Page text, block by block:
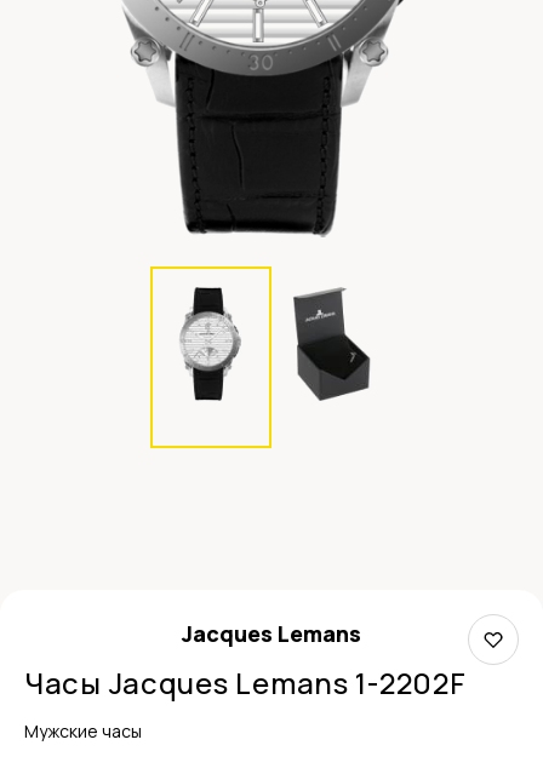
Jacques Lemans
Часы Jacques Lemans 1-2202F
Мужские часы